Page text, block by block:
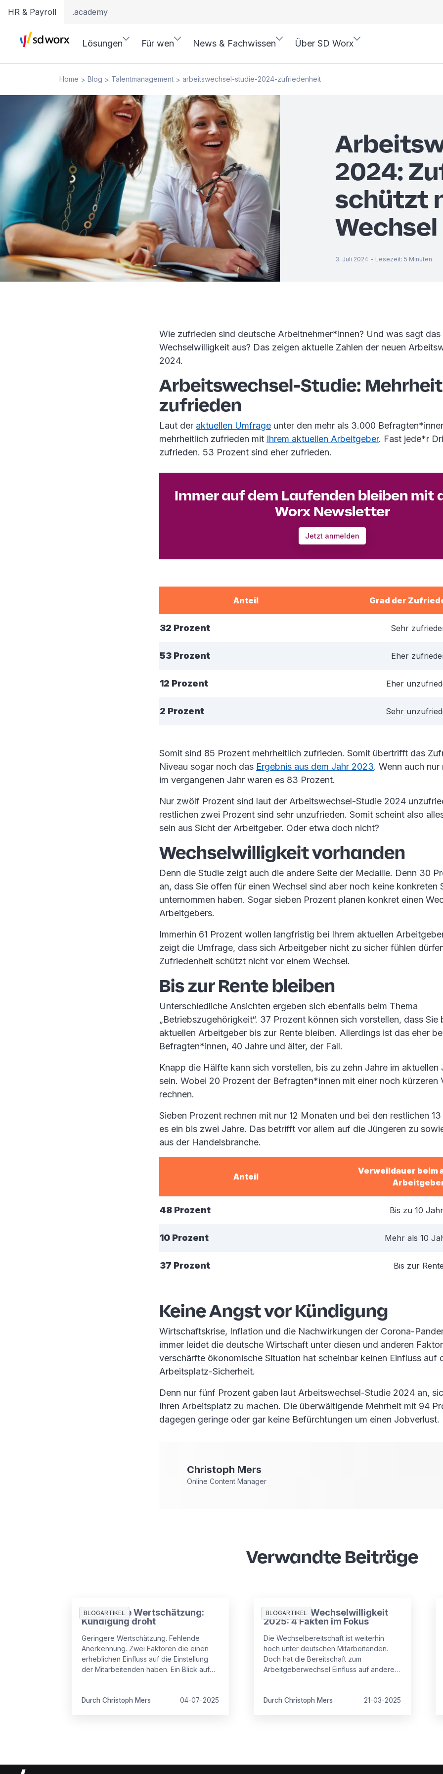
HR & Payroll .academy
Lösungen Für wen News & Fachwissen Über SD Worx
Home > Blog > Talentmanagement > arbeitswechsel-studie-2024-zufriedenheit
2024:
schützt
Wechsel
3. Juli 2024 - Lesezeit: 5 Minuten
Wie zufrieden sind deutsche Arbeitnehmer*innen? Und was sagt das
Wechselwilligkeit aus? Das zeigen aktuelle Zahlen der neuen
2024.
Arbeitswechsel-Studie:
zufrieden
Laut der aktuellen Umfrage unter den mehr als 3.000
mehrheitlich zufrieden mit Ihrem aktuellen Arbeitgeber. Fast jede*r
zufrieden. 53 Prozent sind eher zufrieden.
Immer auf dem Laufenden bleiben mit
Worx Newsletter
Jetzt anmelden
Anteil Grad der
32 Prozent Sehr
53 Prozent Eher
12 Prozent Eher
2 Prozent Sehr
Somit sind 85 Prozent mehrheitlich zufrieden. Somit übertrifft das
Niveau sogar noch das Ergebnis aus dem Jahr 2023. Wenn auch nur
im vergangenen Jahr waren es 83 Prozent.
Nur zwölf Prozent sind laut der Arbeitswechsel-Studie 2024
restlichen zwei Prozent sind sehr unzufrieden. Somit scheint also
sein aus Sicht der Arbeitgeber. Oder etwa doch nicht?
Wechselwilligkeit vorhanden
Denn die Studie zeigt auch die andere Seite der Medaille. Denn 30
an, dass Sie offen für einen Wechsel sind aber noch keine konkreten
unternommen haben. Sogar sieben Prozent planen konkret einen
Arbeitgebers.
Immerhin 61 Prozent wollen langfristig bei Ihrem aktuellen
zeigt die Umfrage, dass sich Arbeitgeber nicht zu sicher fühlen
Zufriedenheit schützt nicht vor einem Wechsel.
Bis zur Rente bleiben
Unterschiedliche Ansichten ergeben sich ebenfalls beim Thema
„Betriebszugehörigkeit“. 37 Prozent können sich vorstellen, dass Sie
aktuellen Arbeitgeber bis zur Rente bleiben. Allerdings ist das eher
Befragten*innen, 40 Jahre und älter, der Fall.
Knapp die Hälfte kann sich vorstellen, bis zu zehn Jahre im aktuellen
sein. Wobei 20 Prozent der Befragten*innen mit einer noch kürzeren
rechnen.
Sieben Prozent rechnen mit nur 12 Monaten und bei den restlichen
es ein bis zwei Jahre. Das betrifft vor allem auf die Jüngeren zu
aus der Handelsbranche.
Anteil
Verweildauer beim
48 Prozent Bis zu 10
10 Prozent Mehr als 10
37 Prozent Bis zur Rente
Keine Angst vor Kündigung
Wirtschaftskrise, Inflation und die Nachwirkungen der Corona-
immer leidet die deutsche Wirtschaft unter diesen und anderen
verschärfte ökonomische Situation hat scheinbar keinen Einfluss auf
Arbeitsplatz-Sicherheit.
Denn nur fünf Prozent gaben laut Arbeitswechsel-Studie 2024 an,
Ihren Arbeitsplatz zu machen. Die überwältigende Mehrheit mit 94
dagegen geringe oder gar keine Befürchtungen um einen Jobverlust.
Christoph Mers
Online Content Manager
Verwandte Beiträge
BLOGARTIKEL
Mangelnde Wertschätzung:
Kündigung droht
Geringere Wertschätzung. Fehlende
Anerkennung. Zwei Faktoren die einen
erheblichen Einfluss auf die Einstellung
der Mitarbeitenden haben. Ein Blick auf
Durch Christoph Mers 04-07-2025
BLOGARTIKEL
Studie zur Wechselwilligkeit
2025: 4 Fakten im Fokus
Die Wechselbereitschaft ist weiterhin
hoch unter deutschen Mitarbeitenden.
Doch hat die Bereitschaft zum
Arbeitgeberwechsel Einfluss auf andere
Durch Christoph Mers 21-03-2025